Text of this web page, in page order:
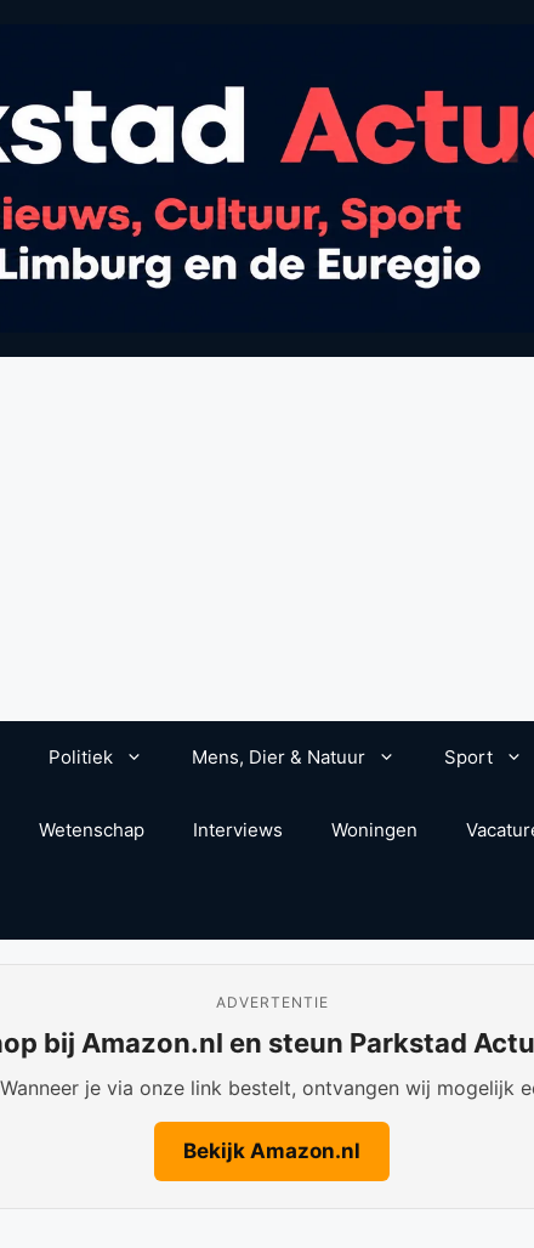
Politiek Mens, Dier & Natuur Sport
Wetenschap Interviews Woningen
ADVERTENTIE
bij Amazon.nl en steun Parkstad
je via onze link bestelt, ontvangen wij mogelijk
Bekijk Amazon.nl